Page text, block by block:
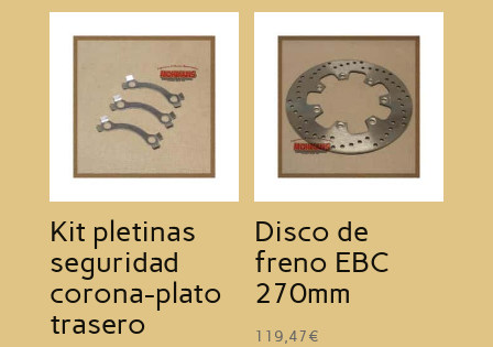
Kit pletinas
seguridad
corona-plato
trasero
Disco de
freno EBC
270mm
119,47€